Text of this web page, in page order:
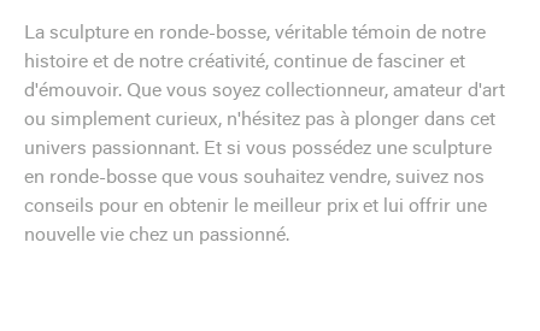
La sculpture en ronde-bosse, véritable témoin de notre
histoire et de notre créativité, continue de fasciner et
d'émouvoir. Que vous soyez collectionneur, amateur d'art
ou simplement curieux, n'hésitez pas à plonger dans cet
univers passionnant. Et si vous possédez une sculpture
en ronde-bosse que vous souhaitez vendre, suivez nos
conseils pour en obtenir le meilleur prix et lui offrir une
nouvelle vie chez un passionné.